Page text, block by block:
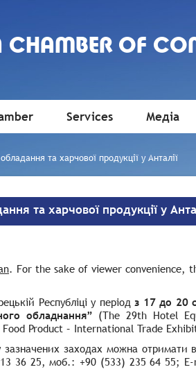
CHAMBER OF
Services Медіа
та харчової продукції у Анталії
та харчової продукції у
. For the sake of viewer convenience,
Республіці у періодз 17 до 20
обладнання” (The 29th Hotel
Product – International Trade
заходах можна отримати
36 25, моб.: +90 (533) 235 64 55;